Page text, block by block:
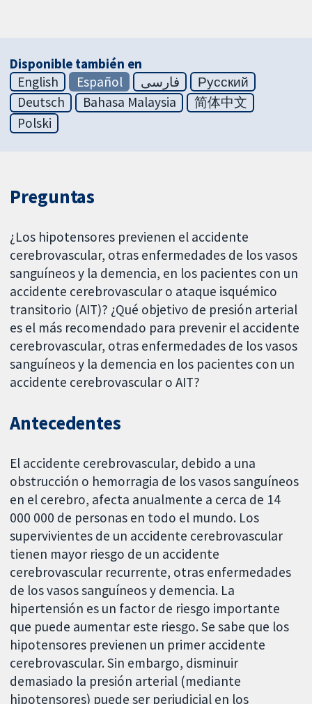
Disponible también en
English
Español فارسی
Русский
Deutsch
Bahasa Malaysia
简体中文
Polski
Preguntas
¿Los hipotensores previenen el accidente
cerebrovascular, otras enfermedades de los vasos
sanguíneos y la demencia, en los pacientes con un
accidente cerebrovascular o ataque isquémico
transitorio (AIT)? ¿Qué objetivo de presión arterial
es el más recomendado para prevenir el accidente
cerebrovascular, otras enfermedades de los vasos
sanguíneos y la demencia en los pacientes con un
accidente cerebrovascular o AIT?
Antecedentes
El accidente cerebrovascular, debido a una
obstrucción o hemorragia de los vasos sanguíneos
en el cerebro, afecta anualmente a cerca de 14
000 000 de personas en todo el mundo. Los
supervivientes de un accidente cerebrovascular
tienen mayor riesgo de un accidente
cerebrovascular recurrente, otras enfermedades
de los vasos sanguíneos y demencia. La
hipertensión es un factor de riesgo importante
que puede aumentar este riesgo. Se sabe que los
hipotensores previenen un primer accidente
cerebrovascular. Sin embargo, disminuir
demasiado la presión arterial (mediante
hipotensores) puede ser perjudicial en los